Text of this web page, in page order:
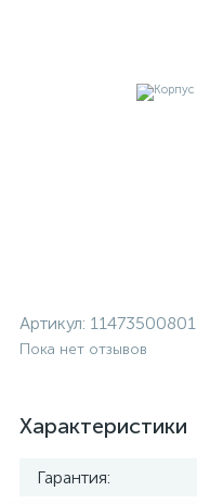
Артикул: 11473500801
Пока нет отзывов
Характеристики
Гарантия: